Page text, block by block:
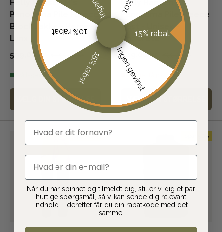
Helly Hansen M's
Panorama Pile Fleece
Block Jakke - Herre -
Lynx
599,00 kr
1.199,00 kr
VÆLG DIN STØRRELSE
Helly Hansen
Panorama Pile Fleece
Vest - Unisex -
Concrete
449,00 kr
899,00 kr
Meget få på lager
VÆLG DIN STØRRELSE
Spar 50% Spar 50%
15% rabat
Ingen gevinst
15% rabat
10% rabat
fornavn
email
Når du har spinnet og tilmeldt dig, stiller vi dig et par
hurtige spørgsmål, så vi kan sende dig relevant
indhold – derefter får du din rabatkode med det
samme.